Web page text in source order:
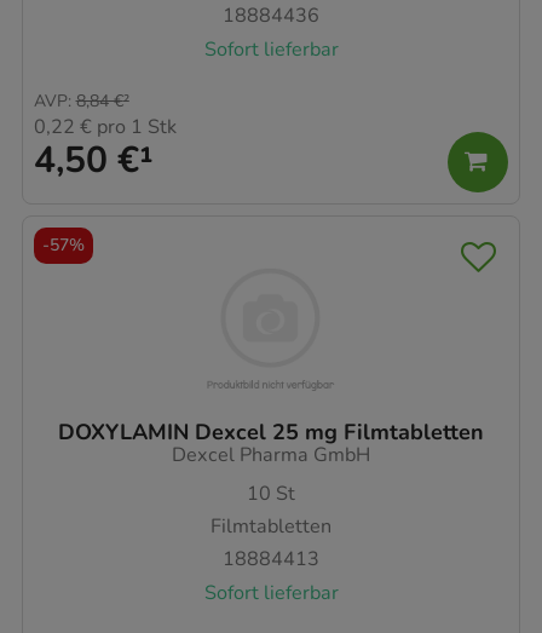
18884436
Sofort lieferbar
4,50 €¹
AVP: 8,84 €²
0,22 € pro 1 Stk
DOXYLAMIN Dexcel 25 mg Filmtabletten
Dexcel Pharma GmbH
10 St
Filmtabletten
18884413
Sofort lieferbar
-57%